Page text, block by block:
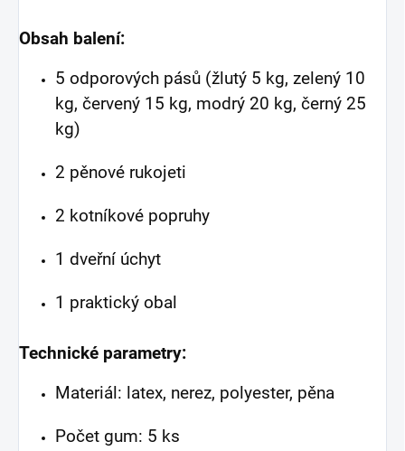
Obsah balení:
5 odporových pásů (žlutý 5 kg, zelený 10
kg, červený 15 kg, modrý 20 kg, černý 25
kg)
2 pěnové rukojeti
2 kotníkové popruhy
1 dveřní úchyt
1 praktický obal
Technické parametry:
Materiál: latex, nerez, polyester, pěna
Počet gum: 5 ks